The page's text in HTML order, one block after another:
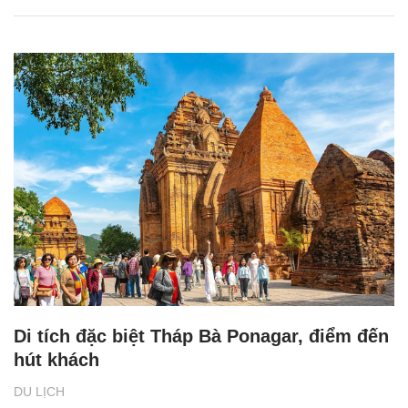
DU LỊCH
Di tích đặc biệt Tháp Bà Ponagar, điểm đến
hút khách